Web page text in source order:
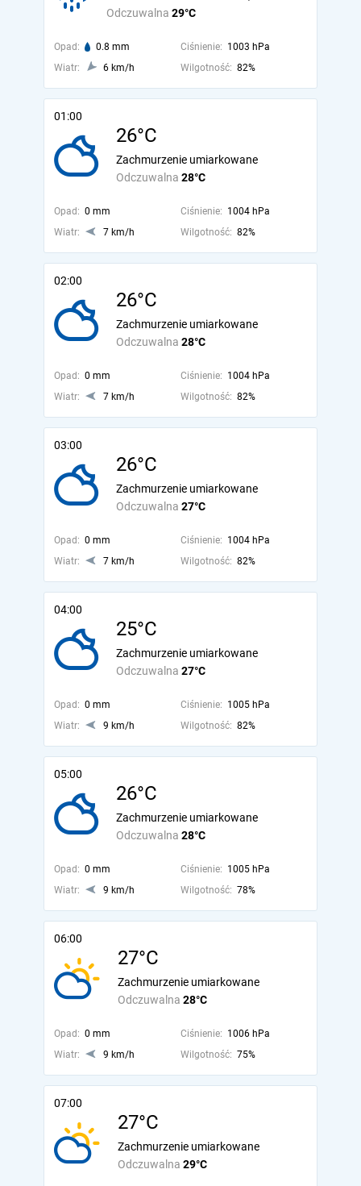
Odczuwalna 29°C
Opad: 0.8 mm Ciśnienie: 1003 hPa
Wiatr:
6 km/h Wilgotność: 82%
01:00
26°C
Odczuwalna 28°C
Zachmurzenie umiarkowane
Opad: 0 mm Ciśnienie: 1004 hPa
Wiatr:
7 km/h Wilgotność: 82%
02:00
26°C
Odczuwalna 28°C
Zachmurzenie umiarkowane
Opad: 0 mm Ciśnienie: 1004 hPa
Wiatr:
7 km/h Wilgotność: 82%
03:00
26°C
Odczuwalna 27°C
Zachmurzenie umiarkowane
Opad: 0 mm Ciśnienie: 1004 hPa
Wiatr:
7 km/h Wilgotność: 82%
04:00
25°C
Odczuwalna 27°C
Zachmurzenie umiarkowane
Opad: 0 mm Ciśnienie: 1005 hPa
Wiatr:
9 km/h Wilgotność: 82%
05:00
26°C
Odczuwalna 28°C
Zachmurzenie umiarkowane
Opad: 0 mm Ciśnienie: 1005 hPa
Wiatr:
9 km/h Wilgotność: 78%
06:00
27°C
Odczuwalna 28°C
Zachmurzenie umiarkowane
Opad: 0 mm Ciśnienie: 1006 hPa
Wiatr:
9 km/h Wilgotność: 75%
07:00
27°C
Odczuwalna 29°C
Zachmurzenie umiarkowane